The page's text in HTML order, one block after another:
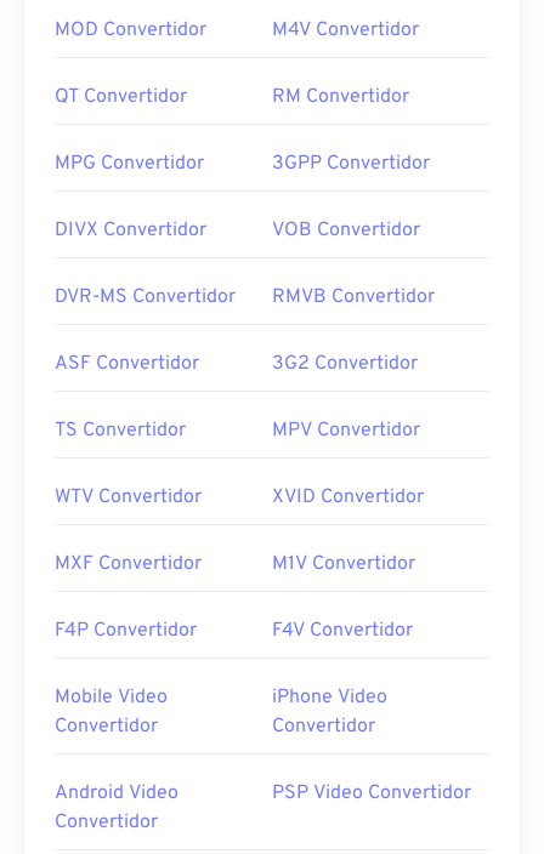
MOD Convertidor M4V Convertidor
QT Convertidor RM Convertidor
MPG Convertidor 3GPP Convertidor
DIVX Convertidor VOB Convertidor
DVR-MS Convertidor RMVB Convertidor
ASF Convertidor 3G2 Convertidor
TS Convertidor MPV Convertidor
WTV Convertidor XVID Convertidor
MXF Convertidor M1V Convertidor
F4P Convertidor F4V Convertidor
Mobile Video
Convertidor
iPhone Video
Convertidor
Android Video
Convertidor
PSP Video Convertidor